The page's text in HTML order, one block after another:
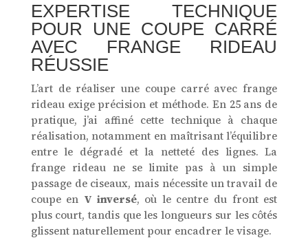
EXPERTISE TECHNIQUE
POUR UNE COUPE CARRÉ
AVEC FRANGE RIDEAU
RÉUSSIE
L’art de réaliser une coupe carré avec frange
rideau exige précision et méthode. En 25 ans de
pratique, j’ai affiné cette technique à chaque
réalisation, notamment en maîtrisant l’équilibre
entre le dégradé et la netteté des lignes. La
frange rideau ne se limite pas à un simple
passage de ciseaux, mais nécessite un travail de
coupe en V inversé, où le centre du front est
plus court, tandis que les longueurs sur les côtés
glissent naturellement pour encadrer le visage.